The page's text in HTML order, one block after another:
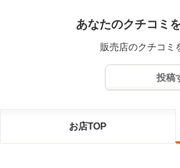
あなたのクチコミ
販売店のクチコミ
投稿
お店TOP